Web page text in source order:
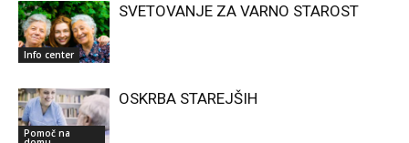
Info center
SVETOVANJE ZA VARNO STAROST
Pomoč na
OSKRBA STAREJŠIH